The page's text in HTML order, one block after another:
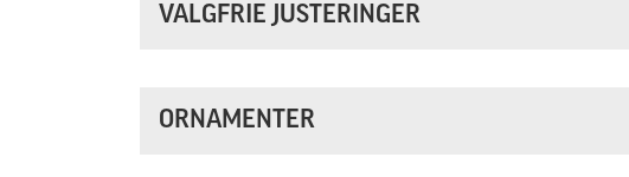
VALGFRIE JUSTERINGER
ORNAMENTER